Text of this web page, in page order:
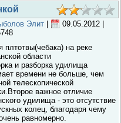
Элит 09.05.2012
плтотвы(чебака) на реке
области
и разборка удилища
времени не больше, чем
телескопической
важное отличие
удилища - это отсутствие
колец, благодаря чему
равномерно.